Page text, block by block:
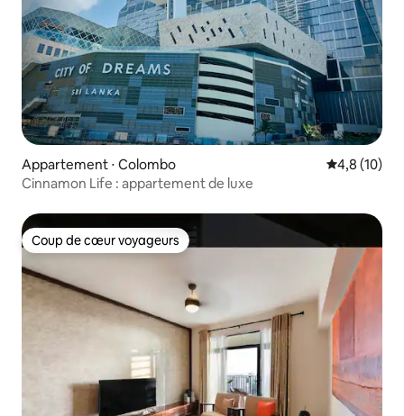
Appartement ⋅ Colombo Évaluation
4,8 (10)
Cinnamon Life : appartement de luxe
Coup de cœur voyageurs
Coup de cœur voyageurs